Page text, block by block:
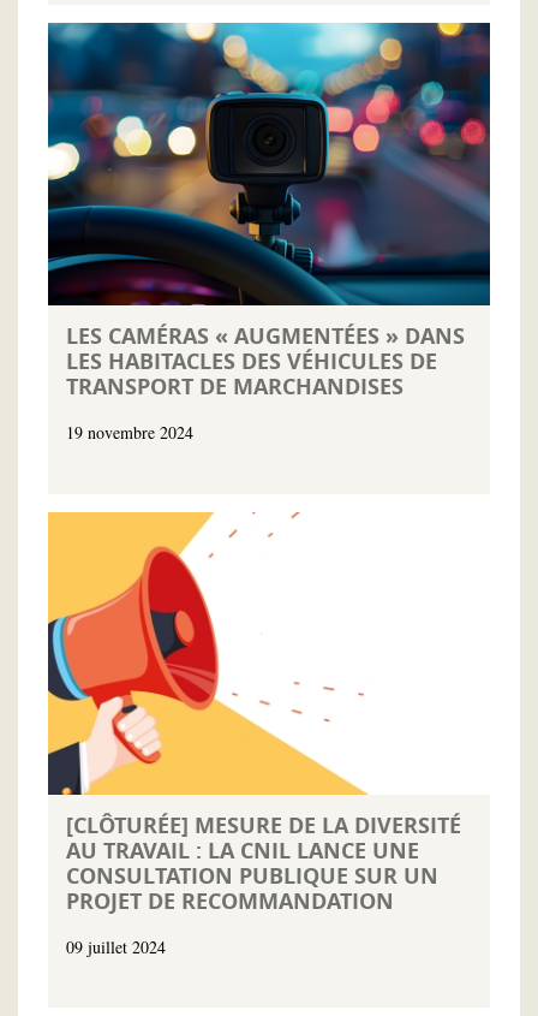
LES CAMÉRAS « AUGMENTÉES » DANS
LES HABITACLES DES VÉHICULES DE
TRANSPORT DE MARCHANDISES
19 novembre 2024
[CLÔTURÉE] MESURE DE LA DIVERSITÉ
AU TRAVAIL : LA CNIL LANCE UNE
CONSULTATION PUBLIQUE SUR UN
PROJET DE RECOMMANDATION
09 juillet 2024